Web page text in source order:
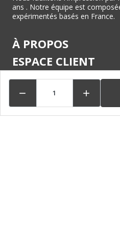
 
ans . Notre équipe est
expérimentés basés en France.
À PROPOS
ESPACE CLIENT
CENTRE D'AIDE
LÉGAL
MARQUES